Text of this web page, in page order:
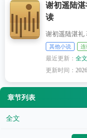
谢初遥陆
读
谢初遥陆湛礼
其他小说 连
最近更新：全文
更新时间：
章节列表
全文